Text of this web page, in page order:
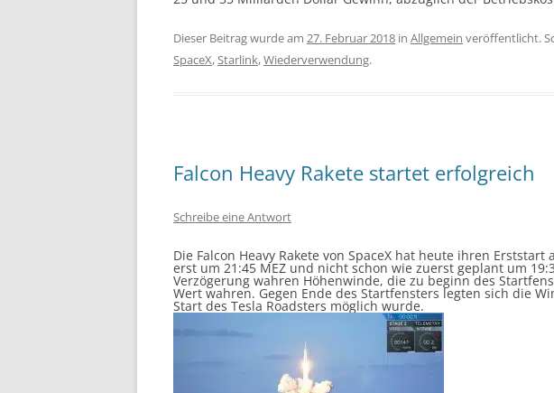
Dieser Beitrag wurde am 27. Februar 2018 in Allgemein veröffentlicht.
SpaceX,Starlink,Wiederverwendung.
Falcon Heavy Rakete startet erfolgreich
Schreibe eine Antwort
Die Falcon Heavy Rakete von SpaceX hat heute ihren
erst um 21:45 MEZ und nicht schon wie zuerst geplant um
Verzögerung wahren Höhenwinde, die zu beginn des
Wert wahren. Gegen Ende des Startfensters legten sich die
Start des Tesla Roadsters möglich wurde.